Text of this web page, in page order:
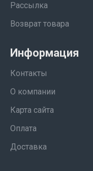
Рассылка
Возврат товара
Информация
Контакты
О компании
Карта сайта
Оплата
Доставка